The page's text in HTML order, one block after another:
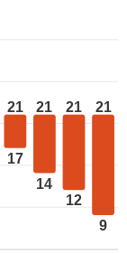
21
17
21
14
21
12
21
9